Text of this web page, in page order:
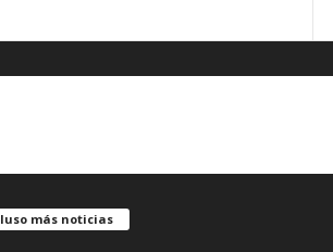
más noticias